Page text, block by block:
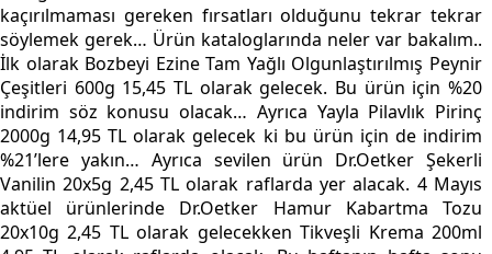
kaçırılmaması gereken fırsatları olduğunu tekrar tekrar
söylemek gerek… Ürün kataloglarında neler var bakalım..
İlk olarak Bozbeyi Ezine Tam Yağlı Olgunlaştırılmış Peynir
Çeşitleri 600g 15,45 TL olarak gelecek. Bu ürün için %20
indirim söz konusu olacak… Ayrıca Yayla Pilavlık Pirinç
2000g 14,95 TL olarak gelecek ki bu ürün için de indirim
%21’lere yakın… Ayrıca sevilen ürün Dr.Oetker Şekerli
Vanilin 20x5g 2,45 TL olarak raflarda yer alacak. 4 Mayıs
aktüel ürünlerinde Dr.Oetker Hamur Kabartma Tozu
20x10g 2,45 TL olarak gelecekken Tikveşli Krema 200ml